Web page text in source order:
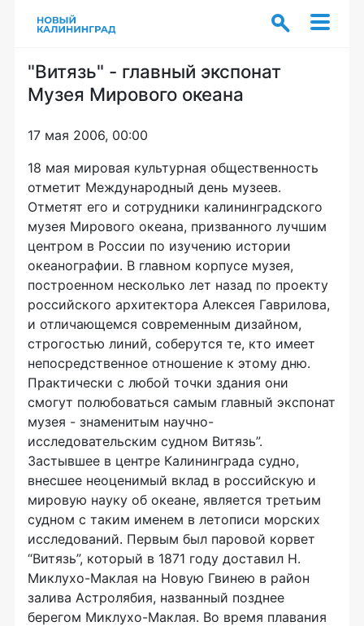
"Витязь" - главный экспонат
Музея Мирового океана
17 мая 2006, 00:00
18 мая мировая культурная общественность
отметит Международный день музеев.
Отметят его и сотрудники калининградского
музея Мирового океана, призванного лучшим
центром в России по изучению истории
океанографии. В главном корпусе музея,
построенном несколько лет назад по проекту
российского архитектора Алексея Гаврилова,
и отличающемся современным дизайном,
строгостью линий, соберутся те, кто имеет
непосредственное отношение к этому дню.
Практически с любой точки здания они
смогут полюбоваться самым главный экспонат
музея - знаменитым научно-
исследовательским судном Витязь”.
Застывшее в центре Калининграда судно,
внесшее неоценимый вклад в российскую и
мировую науку об океане, является третьим
судном с таким именем в летописи морских
исследований. Первым был паровой корвет
“Витязь”, который в 1871 году доставил Н.
Миклухо-Маклая на Новую Гвинею в район
залива Астролябия, названный позднее
берегом Миклухо-Маклая. Во время плавания